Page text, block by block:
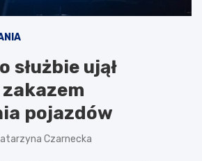
służbie ujął
pojazdów
Czarnecka